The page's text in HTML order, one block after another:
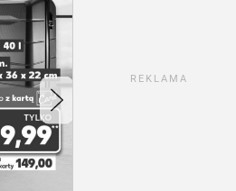
REKLAMA